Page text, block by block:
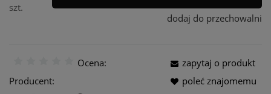
szt.
dodaj do przechowalni
Ocena:
Producent:
zapytaj o produkt
poleć znajomemu